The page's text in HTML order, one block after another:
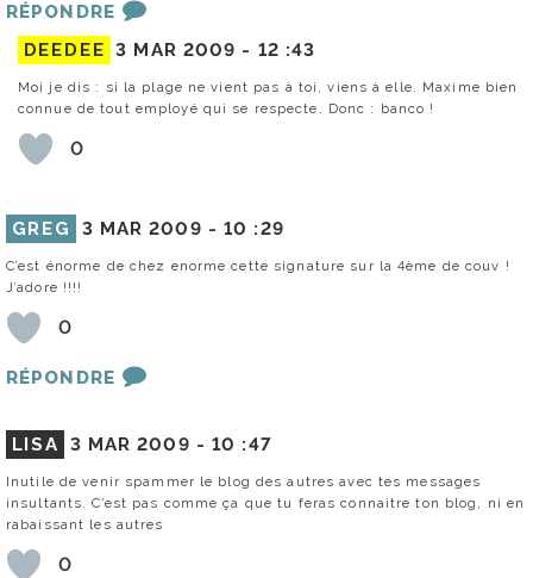
RÉPONDRE
DEEDEE 3 MAR 2009 - 12 :43
Moi je dis : si la plage ne vient pas à toi, viens à elle. Maxime bien
connue de tout employé qui se respecte. Donc : banco !
0
GREG 3 MAR 2009 -10 :29
C’est énorme de chez enorme cette signature sur la 4ème de couv !
J’adore !!!!
0
RÉPONDRE
LISA 3 MAR 2009 -10 :47
Inutile de venir spammer le blog des autres avec tes messages
insultants. C’est pas comme ça que tu feras connaitre ton blog, ni en
rabaissant les autres
0